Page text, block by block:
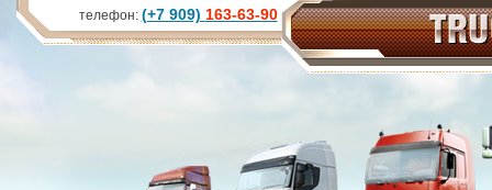
телефон: (+7 909) 163-63-90